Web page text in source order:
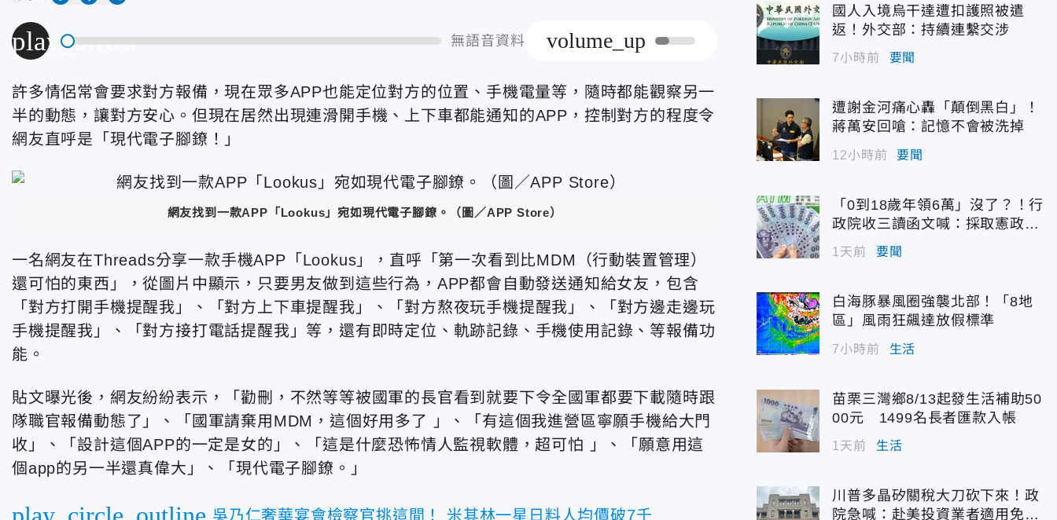
play_arrow 無語音資料 volume_up
許多情侶常會要求對方報備，現在眾多APP也能定位對方的位置、手機電量等，隨時都能觀察另一
半的動態，讓對方安心。但現在居然出現連滑開手機、上下車都能通知的APP，控制對方的程度令
網友直呼是「現代電子腳鐐！」
網友找到一款APP「Lookus」宛如現代電子腳鐐。（圖／APP Store）
一名網友在Threads分享一款手機APP「Lookus」，直呼「第一次看到比MDM（行動裝置管理）
還可怕的東西」，從圖片中顯示，只要男友做到這些行為，APP都會自動發送通知給女友，包含
「對方打開手機提醒我」、「對方上下車提醒我」、「對方熬夜玩手機提醒我」、「對方邊走邊玩
手機提醒我」、「對方接打電話提醒我」等，還有即時定位、軌跡記錄、手機使用記錄、等報備功
能。
貼文曝光後，網友紛紛表示，「勸刪，不然等等被國軍的長官看到就要下令全國軍都要下載隨時跟
隊職官報備動態了」、「國軍請棄用MDM，這個好用多了 」、「有這個我進營區寧願手機給大門
收」、「設計這個APP的一定是女的」、「這是什麼恐怖情人監視軟體，超可怕 」、「願意用這
個app的另一半還真偉大」、「現代電子腳鐐。」
吳乃仁奢華宴會檢察官挑這間！ 米其林一星日料人均價破7千
國人入境烏干達遭扣護照被遣
返！外交部：持續連繫交涉
7小時前 要聞
遭謝金河痛心轟「顛倒黑白」！
蔣萬安回嗆：記憶不會被洗掉
12小時前 要聞
「0到18歲年領6萬」沒了？！行
政院收三讀函文喊：採取憲政作
1天前 要聞
白海豚暴風圈強襲北部！「8地
區」風雨狂飆達放假標準
7小時前 生活
苗栗三灣鄉8/13起發生活補助50
00元 1499名長者匯款入帳
1天前 生活
川普多晶矽關稅大刀砍下來！政
院急喊：赴美投資業者適用免稅